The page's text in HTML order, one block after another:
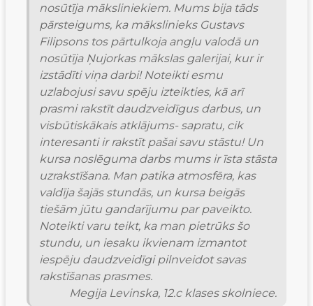
nosūtīja māksliniekiem. Mums bija tāds
pārsteigums, ka mākslinieks Gustavs
Filipsons tos pārtulkoja angļu valodā un
nosūtīja Ņujorkas mākslas galerijai, kur ir
izstādīti viņa darbi! Noteikti esmu
uzlabojusi savu spēju izteikties, kā arī
prasmi rakstīt daudzveidīgus darbus, un
visbūtiskākais atklājums- sapratu, cik
interesanti ir rakstīt pašai savu stāstu! Un
kursa noslēguma darbs mums ir īsta stāsta
uzrakstīšana. Man patika atmosfēra, kas
valdīja šajās stundās, un kursa beigās
tiešām jūtu gandarījumu par paveikto.
Noteikti varu teikt, ka man pietrūks šo
stundu, un iesaku ikvienam izmantot
iespēju daudzveidīgi pilnveidot savas
rakstīšanas prasmes.
Megija Levinska, 12.c klases skolniece.